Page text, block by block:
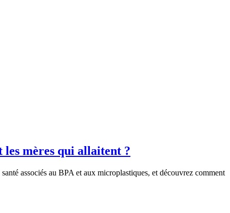
les mères qui allaitent ?
associés au BPA et aux microplastiques, et découvrez comment